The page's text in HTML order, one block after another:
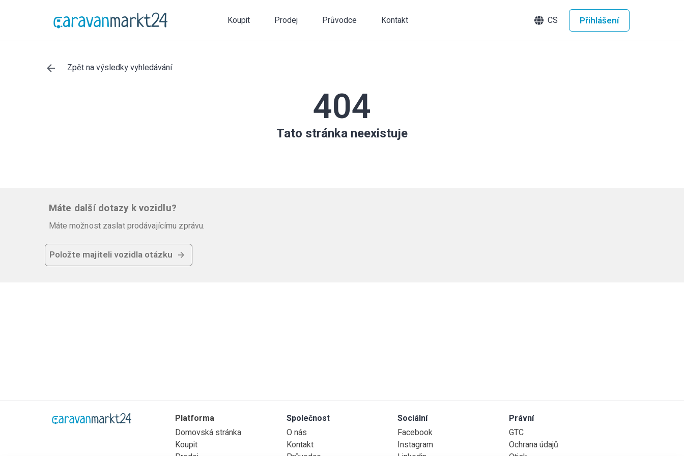
Koupit Prodej Průvodce Kontakt CS Přihlášení
Zpět na výsledky vyhledávání
404
Tato stránka neexistuje
Máte další dotazy k vozidlu?
Máte možnost zaslat prodávajícímu zprávu.
Položte majiteli vozidla otázku
Platforma
Domovská stránka
Koupit
Společnost
O nás
Kontakt
Sociální
Facebook
Instagram
Právní
GTC
Ochrana údajů